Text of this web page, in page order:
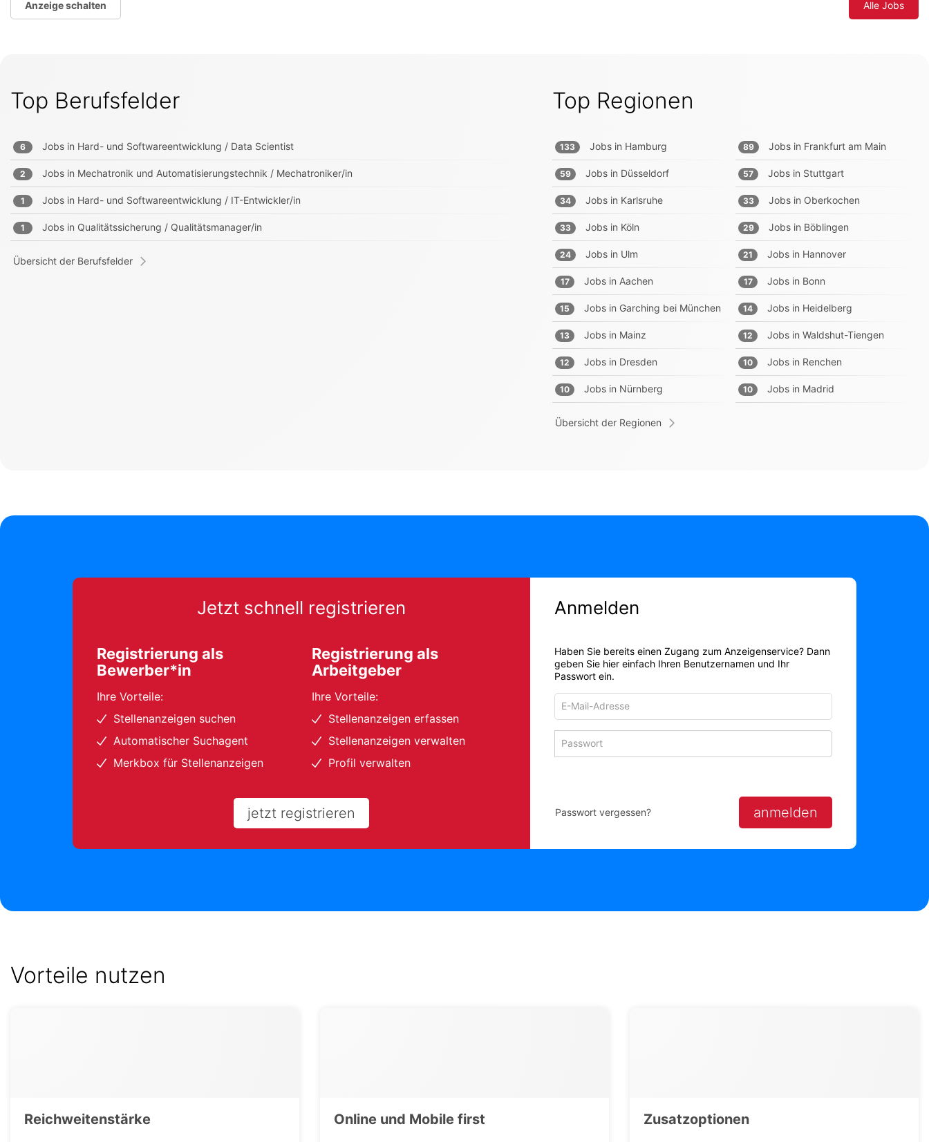
Anzeige schalten Alle Jobs
Top Berufsfelder
6 Jobs in Hard- und Softwareentwicklung / Data Scientist
2 Jobs in Mechatronik und Automatisierungstechnik / Mechatroniker/in
1 Jobs in Hard- und Softwareentwicklung / IT-Entwickler/in
1 Jobs in Qualitätssicherung / Qualitätsmanager/in
Übersicht der Berufsfelder
Top Regionen
133 Jobs in Hamburg 89 Jobs in Frankfurt am Main
59 Jobs in Düsseldorf 57 Jobs in Stuttgart
34 Jobs in Karlsruhe 33 Jobs in Oberkochen
33 Jobs in Köln 29 Jobs in Böblingen
24 Jobs in Ulm 21 Jobs in Hannover
17 Jobs in Aachen 17 Jobs in Bonn
15 Jobs in Garching bei München 14 Jobs in Heidelberg
13 Jobs in Mainz 12 Jobs in Waldshut-Tiengen
12 Jobs in Dresden 10 Jobs in Renchen
10 Jobs in Nürnberg 10 Jobs in Madrid
Übersicht der Regionen
Jetzt schnell registrieren
Registrierung als
Bewerber*in
Ihre Vorteile:
Stellenanzeigen suchen
Automatischer Suchagent
Merkbox für Stellenanzeigen
Registrierung als
Arbeitgeber
Ihre Vorteile:
Stellenanzeigen erfassen
Stellenanzeigen verwalten
Profil verwalten
jetzt registrieren
Anmelden
Haben Sie bereits einen Zugang zum Anzeigenservice? Dann
geben Sie hier einfach Ihren Benutzernamen und Ihr
Passwort ein.
Adresse
zum
Anmelden
anmelden
Passwort vergessen?
Vorteile nutzen
Reichweitenstärke Online und Mobile first Zusatzoptionen